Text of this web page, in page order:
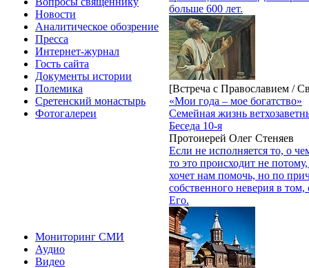
Новости
Аналитическое обозрение
Пресса
Интернет-журнал
Гость сайта
Документы истории
Полемика
Сретенский монастырь
Фотогалереи
Мониторинг СМИ
Аудио
Видео
больше 600 лет.
[Встреча с Православием /
«Мои года – мое богатство»
Семейная жизнь
Беседа 10-я
Протоиерей Олег Стеняев
Если не исполняется то, о
то это происходит не
хочет нам помочь, но по
собственного неверия в
Его.